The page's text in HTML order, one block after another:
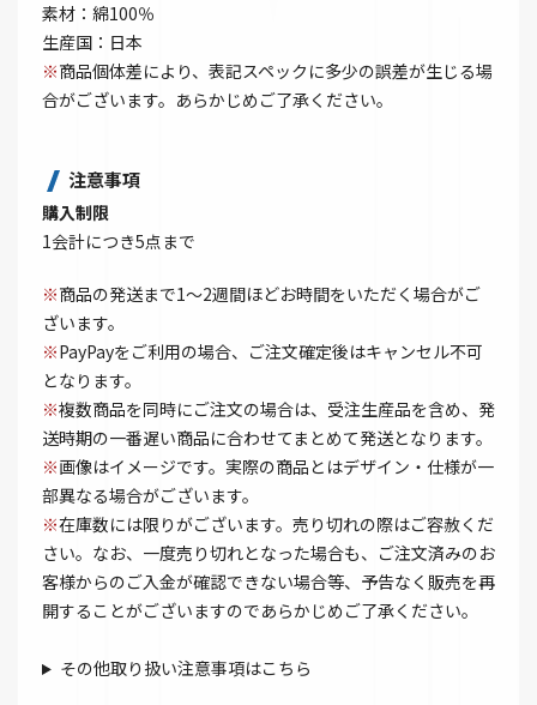
素材：綿100％
生産国：日本
※商品個体差により、表記スペックに多少の誤差が生じる場
合がございます。あらかじめご了承ください。
注意事項
購入制限
1会計につき5点まで
※商品の発送まで1～2週間ほどお時間をいただく場合がご
ざいます。
※PayPayをご利用の場合、ご注文確定後はキャンセル不可
となります。
※複数商品を同時にご注文の場合は、受注生産品を含め、発
送時期の一番遅い商品に合わせてまとめて発送となります。
※画像はイメージです。実際の商品とはデザイン・仕様が一
部異なる場合がございます。
※在庫数には限りがございます。売り切れの際はご容赦くだ
さい。なお、一度売り切れとなった場合も、ご注文済みのお
客様からのご入金が確認できない場合等、予告なく販売を再
開することがございますのであらかじめご了承ください。
その他取り扱い注意事項はこちら